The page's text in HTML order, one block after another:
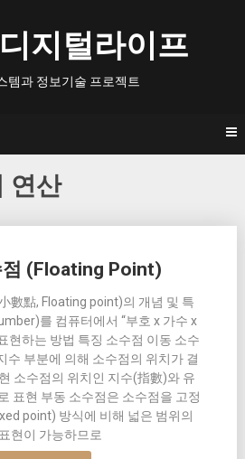
지털라이프
템과 정보기술 프로젝트
연산
점 (Floating Point)
數點, Floating point)의 개념 및 특
를 컴퓨터에서 “부호 x 가수 x
현하는 방법 특징 소수점 이동 소수
수 부분에 의해 소수점의 위치가 결
소수점의 위치인 지수(指數)와 유
표현 부동 소수점은 소수점을 고정
point) 방식에 비해 넓은 범위의
현이 가능하므로